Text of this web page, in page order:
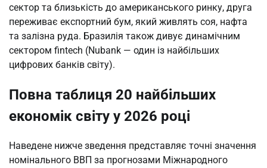
сектор та близькість до американського ринку, друга
переживає експортний бум, який живлять соя, нафта
та залізна руда. Бразилія також дивує динамічним
сектором fintech (Nubank — один із найбільших
цифрових банків світу).
Повна таблиця 20 найбільших
економік світу у 2026 році
Наведене нижче зведення представляє точні значення
номінального ВВП за прогнозами Міжнародного